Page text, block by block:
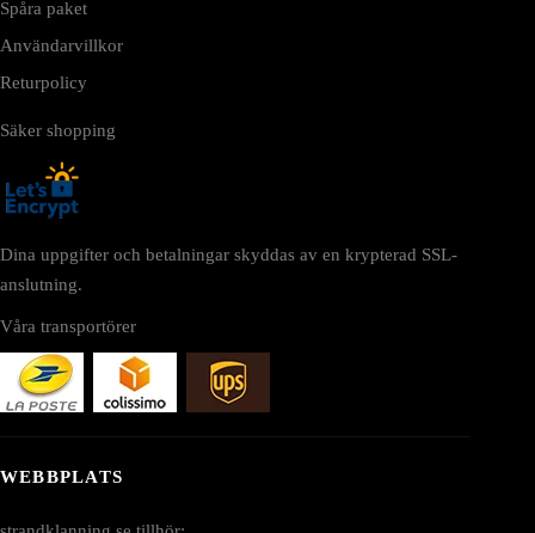
Spåra paket
Användarvillkor
Returpolicy
Säker shopping
Dina uppgifter och betalningar skyddas av en krypterad SSL-
anslutning.
Våra transportörer
WEBBPLATS